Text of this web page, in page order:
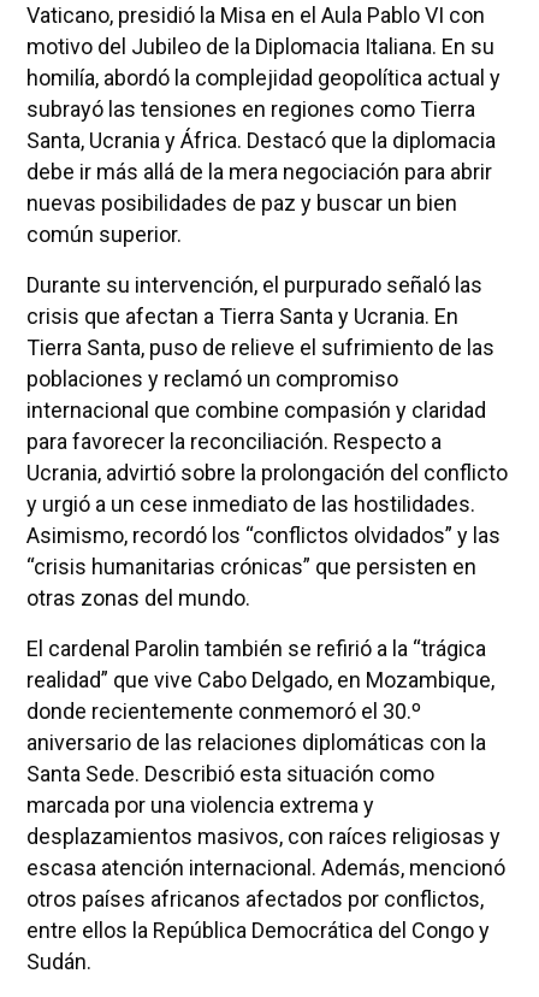
Vaticano, presidió la Misa en el Aula Pablo VI con
motivo del Jubileo de la Diplomacia Italiana. En su
homilía, abordó la complejidad geopolítica actual y
subrayó las tensiones en regiones como Tierra
Santa, Ucrania y África. Destacó que la diplomacia
debe ir más allá de la mera negociación para abrir
nuevas posibilidades de paz y buscar un bien
común superior.
Durante su intervención, el purpurado señaló las
crisis que afectan a Tierra Santa y Ucrania. En
Tierra Santa, puso de relieve el sufrimiento de las
poblaciones y reclamó un compromiso
internacional que combine compasión y claridad
para favorecer la reconciliación. Respecto a
Ucrania, advirtió sobre la prolongación del conflicto
y urgió a un cese inmediato de las hostilidades.
Asimismo, recordó los “conflictos olvidados” y las
“crisis humanitarias crónicas” que persisten en
otras zonas del mundo.
El cardenal Parolin también se refirió a la “trágica
realidad” que vive Cabo Delgado, en Mozambique,
donde recientemente conmemoró el 30.º
aniversario de las relaciones diplomáticas con la
Santa Sede. Describió esta situación como
marcada por una violencia extrema y
desplazamientos masivos, con raíces religiosas y
escasa atención internacional. Además, mencionó
otros países africanos afectados por conflictos,
entre ellos la República Democrática del Congo y
Sudán.